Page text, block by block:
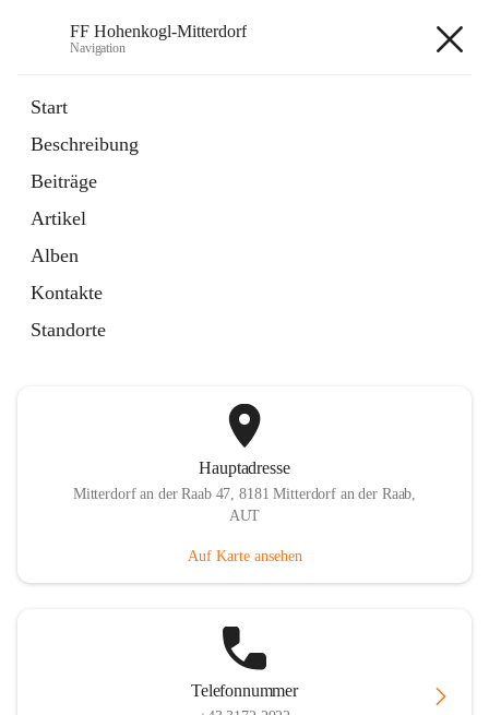
FF Hohenkogl-Mitterdorf
Navigation
Start
Beschreibung
Beiträge
Artikel
Alben
Kontakte
Standorte
Artikel
in
Tab
LLZ Einsatzübersicht
öffnet
in
neuem
Tab
Hauptadresse
Mitterdorf an der Raab 47, 8181 Mitterdorf an der Raab,
AUT
Auf Karte ansehen
Telefonnummer